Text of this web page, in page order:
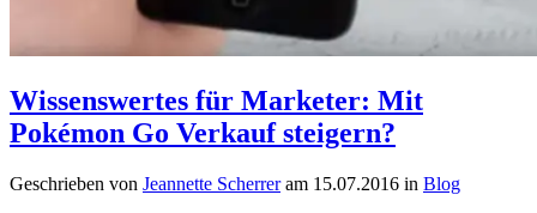
Wissenswertes für Marketer: Mit
Pokémon Go Verkauf steigern?
Geschrieben von Jeannette Scherreram 15.07.2016 in Blog